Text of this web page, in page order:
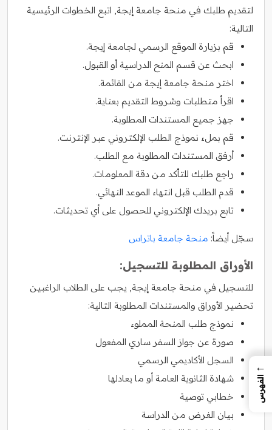
لتقديم طلبك في منحة جامعة إيجة, اتبع الخطوات الرئيسية
التالية:
قم بزيارة الموقع الرسمي لجامعة إيجة.
ابحث عن قسم المنح الدراسية أو القبول.
اختر منحة جامعة إيجة من القائمة.
اقرأ متطلبات وشروط التقديم بعناية.
جهز جميع المستندات المطلوبة.
قم بملء نموذج الطلب الإلكتروني عبر الإنترنت.
أرفق المستندات المطلوبة مع الطلب.
راجع طلبك للتأكد من دقة المعلومات.
قدم الطلب قبل انتهاء الموعد النهائي.
تابع بريدك الإلكتروني للحصول على أي تحديثات.
سجّل أيضاً: منحة جامعة باتراس
الأوراق المطلوبة للتسجيل:
للتسجيل في منحة جامعة إيجة, يجب على الطلاب الراغبين
تحضير الأوراق والمستندات المطلوبة التالية:
نموذج طلب المنحة المملوء
صورة عن جواز السفر ساري المفعول
السجل الأكاديمي الرسمي
شهادة الثانوية العامة أو ما يعادلها
خطابي توصية
بيان الغرض من الدراسة
←
الفهرس